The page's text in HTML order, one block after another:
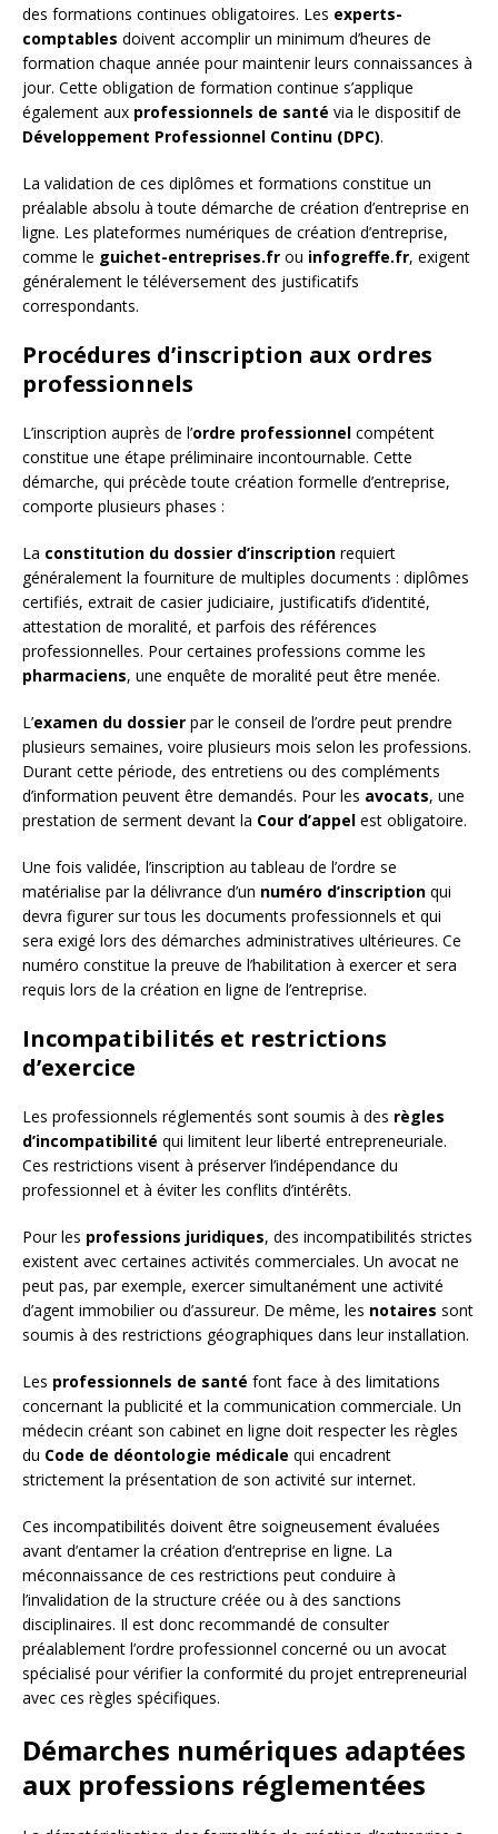
des formations continues obligatoires. Les experts-
comptables doivent accomplir un minimum d’heures de
formation chaque année pour maintenir leurs connaissances à
jour. Cette obligation de formation continue s’applique
également aux professionnels de santé via le dispositif de
Développement Professionnel Continu (DPC).
La validation de ces diplômes et formations constitue un
préalable absolu à toute démarche de création d’entreprise en
ligne. Les plateformes numériques de création d’entreprise,
comme le guichet-entreprises.fr ou infogreffe.fr, exigent
généralement le téléversement des justificatifs
correspondants.
Procédures d’inscription aux ordres
professionnels
L’inscription auprès de l’ordre professionnel compétent
constitue une étape préliminaire incontournable. Cette
démarche, qui précède toute création formelle d’entreprise,
comporte plusieurs phases :
La constitution du dossier d’inscription requiert
généralement la fourniture de multiples documents : diplômes
certifiés, extrait de casier judiciaire, justificatifs d’identité,
attestation de moralité, et parfois des références
professionnelles. Pour certaines professions comme les
pharmaciens, une enquête de moralité peut être menée.
L’examen du dossier par le conseil de l’ordre peut prendre
plusieurs semaines, voire plusieurs mois selon les professions.
Durant cette période, des entretiens ou des compléments
d’information peuvent être demandés. Pour les avocats, une
prestation de serment devant la Cour d’appel est obligatoire.
Une fois validée, l’inscription au tableau de l’ordre se
matérialise par la délivrance d’un numéro d’inscription qui
devra figurer sur tous les documents professionnels et qui
sera exigé lors des démarches administratives ultérieures. Ce
numéro constitue la preuve de l’habilitation à exercer et sera
requis lors de la création en ligne de l’entreprise.
Incompatibilités et restrictions
d’exercice
Les professionnels réglementés sont soumis à des règles
d’incompatibilité qui limitent leur liberté entrepreneuriale.
Ces restrictions visent à préserver l’indépendance du
professionnel et à éviter les conflits d’intérêts.
Pour les professions juridiques, des incompatibilités strictes
existent avec certaines activités commerciales. Un avocat ne
peut pas, par exemple, exercer simultanément une activité
d’agent immobilier ou d’assureur. De même, les notaires sont
soumis à des restrictions géographiques dans leur installation.
Les professionnels de santé font face à des limitations
concernant la publicité et la communication commerciale. Un
médecin créant son cabinet en ligne doit respecter les règles
du Code de déontologie médicale qui encadrent
strictement la présentation de son activité sur internet.
Ces incompatibilités doivent être soigneusement évaluées
avant d’entamer la création d’entreprise en ligne. La
méconnaissance de ces restrictions peut conduire à
l’invalidation de la structure créée ou à des sanctions
disciplinaires. Il est donc recommandé de consulter
préalablement l’ordre professionnel concerné ou un avocat
spécialisé pour vérifier la conformité du projet entrepreneurial
avec ces règles spécifiques.
Démarches numériques adaptées
aux professions réglementées